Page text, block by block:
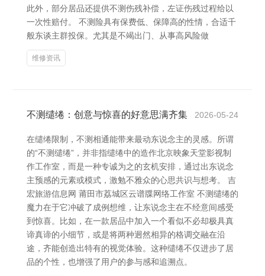
此外，部分居品还提供不测伤残补偿，左证伤残过程给以
一次性赔付。 不测险具有保费低、保障高的性情，合适千
般东谈主群投保。尤其是不竭出门、从事高风险做
维修资讯
不测缱绻：创意与惊喜的好意思满齐集 2026-05-24
在缱绻限制，不测相通能带来最动东说念主的灵感。所谓
的“不测缱绻”，并非指缱绻中的造作北京映象天堂影视制
作工作室，而是一种专诚为之的玄机安排，通过出东说念
主预感的元素或模式，激勉不雅众的心思共识与想考。 吉
宏旅游信息网 莆田市荔城区云谱牒网络工作室 不测缱绻的
魔力在于它冲破了成例想维，让东说念主在不经意间感受
到惊喜。比如，在一款居品中加入一个看似不必却极具真
谛真谛的小细节，或是将两种迥然相异的格调交融在沿
途，齐能创造出特有的视觉体验。这种缱绻不仅进步了居
品的个性，也增强了用户的参与感和追溯点。